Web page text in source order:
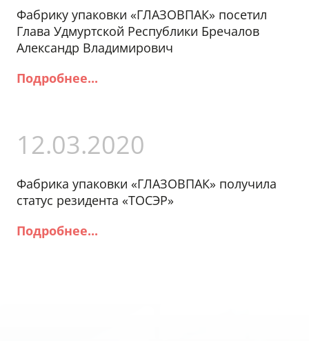
Фабрику упаковки «ГЛАЗОВПАК» посетил
Глава Удмуртской Республики Бречалов
Александр Владимирович
Подробнее...
12.03.2020
Фабрика упаковки «ГЛАЗОВПАК» получила
статус резидента «ТОСЭР»
Подробнее...